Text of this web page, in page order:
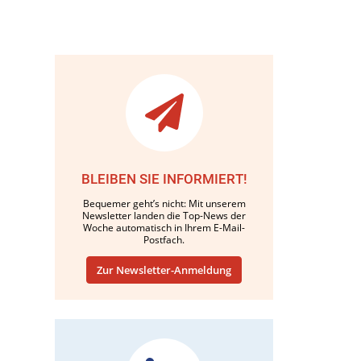
BLEIBEN SIE INFORMIERT!
Bequemer geht’s nicht: Mit unserem
Newsletter landen die Top-News der
Woche automatisch in Ihrem E-Mail-
Postfach.
Zur Newsletter-Anmeldung